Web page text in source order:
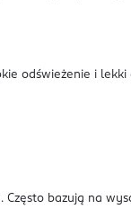
odświeżenie i
bazują na